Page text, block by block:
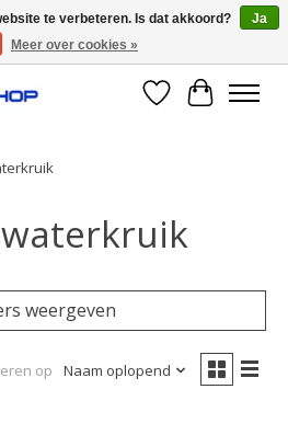
fast shipping!
Verlanglijst
weergeven
op Naam oplopend
te verbeteren. Is dat akkoord?
Ja
Meer over cookies »